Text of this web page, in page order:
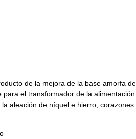
de la mejora de la base amorfa
para el transformador de la
aleación de níquel e hierro,